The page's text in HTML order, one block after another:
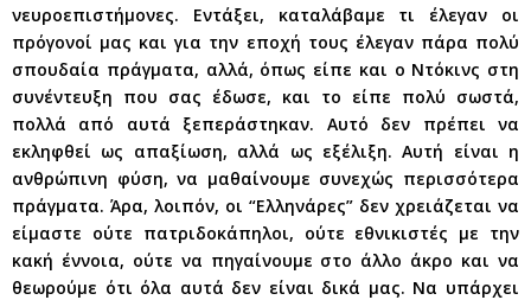
νευροεπιστήμονες. Εντάξει, καταλάβαμε τι έλεγαν οι
πρόγονοί μας και για την εποχή τους έλεγαν πάρα πολύ
σπουδαία πράγματα, αλλά, όπως είπε και ο Ντόκινς στη
συνέντευξη που σας έδωσε, και το είπε πολύ σωστά,
πολλά από αυτά ξεπεράστηκαν. Αυτό δεν πρέπει να
εκληφθεί ως απαξίωση, αλλά ως εξέλιξη. Αυτή είναι η
ανθρώπινη φύση, να μαθαίνουμε συνεχώς περισσότερα
πράγματα. Άρα, λοιπόν, οι “Ελληνάρες” δεν χρειάζεται να
είμαστε ούτε πατριδοκάπηλοι, ούτε εθνικιστές με την
κακή έννοια, ούτε να πηγαίνουμε στο άλλο άκρο και να
θεωρούμε ότι όλα αυτά δεν είναι δικά μας. Να υπάρχει